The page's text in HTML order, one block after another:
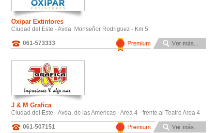
Oxipar Extintores
Ciudad del Este - Avda. Monseñor Rodriguez - Km 5
061-573333
J & M Grafica
Ciudad del Este - Avda. de las Americas - Area 4 - frente al Teatro Area 4
061-507151